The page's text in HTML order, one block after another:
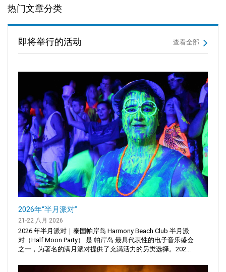
热门文章分类
即将举行的活动 查看全部
2026年“半月派对”
21-22 八月 2026
2026 年半月派对｜泰国帕岸岛 Harmony Beach Club 半月派
对（Half Moon Party） 是 帕岸岛 最具代表性的电子音乐盛会
之一，为著名的满月派对提供了充满活力的另类选择。202...